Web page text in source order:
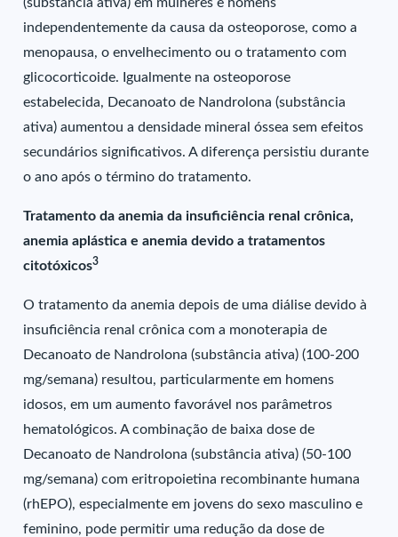
independentemente da causa da osteoporose, como a
menopausa, o envelhecimento ou o tratamento com
glicocorticoide. Igualmente na osteoporose
estabelecida, Decanoato de Nandrolona (substância
ativa) aumentou a densidade mineral óssea sem efeitos
secundários significativos. A diferença persistiu durante
o ano após o término do tratamento.
Tratamento da anemia da insuficiência renal crônica,
anemia aplástica e anemia devido a tratamentos
citotóxicos3
O tratamento da anemia depois de uma diálise devido à
insuficiência renal crônica com a monoterapia de
Decanoato de Nandrolona (substância ativa) (100-200
mg/semana) resultou, particularmente em homens
idosos, em um aumento favorável nos parâmetros
hematológicos. A combinação de baixa dose de
Decanoato de Nandrolona (substância ativa) (50-100
mg/semana) com eritropoietina recombinante humana
(rhEPO), especialmente em jovens do sexo masculino e
feminino, pode permitir uma redução da dose de